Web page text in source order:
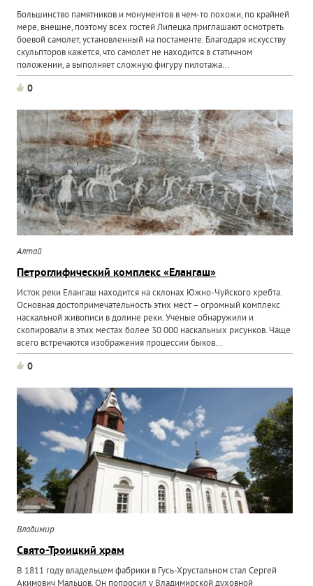
Большинство памятников и монументов в чем-то похожи, по крайней
мере, внешне, поэтому всех гостей Липецка приглашают осмотреть
боевой самолет, установленный на постаменте. Благодаря искусству
скульпторов кажется, что самолет не находится в статичном
положении, а выполняет сложную фигуру пилотажа...
0
Алтай
Петроглифический комплекс «Елангаш»
Исток реки Елангаш находится на склонах Южно-Чуйского хребта.
Основная достопримечательность этих мест – огромный комплекс
наскальной живописи в долине реки. Ученые обнаружили и
скопировали в этих местах более 30 000 наскальных рисунков. Чаще
всего встречаются изображения процессии быков...
0
Владимир
Свято-Троицкий храм
В 1811 году владельцем фабрики в Гусь-Хрустальном стал Сергей